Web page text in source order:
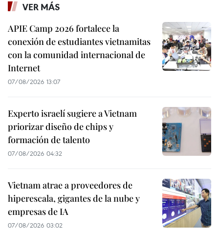
VER MÁS
APIE Camp 2026 fortalece la
conexión de estudiantes vietnamitas
con la comunidad internacional de
Internet
07/08/2026 13:07
Experto israelí sugiere a Vietnam
priorizar diseño de chips y
formación de talento
07/08/2026 04:32
Vietnam atrae a proveedores de
hiperescala, gigantes de la nube y
empresas de IA
07/08/2026 03:02